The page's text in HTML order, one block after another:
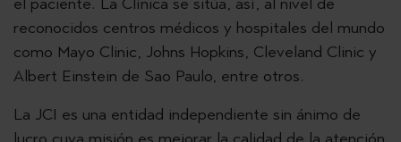
reconocidos centros médicos y hospitales del mundo
como Mayo Clinic, Johns Hopkins, Cleveland Clinic y
Albert Einstein de Sao Paulo, entre otros.
La JCI es una entidad independiente sin ánimo de